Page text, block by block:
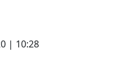
| 10:28